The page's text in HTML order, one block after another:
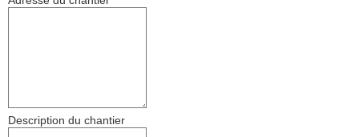
Description du chantier